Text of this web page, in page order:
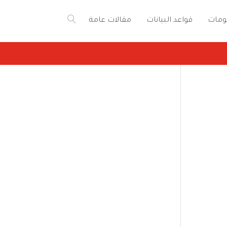
قواعد البيانات مقالات عامة